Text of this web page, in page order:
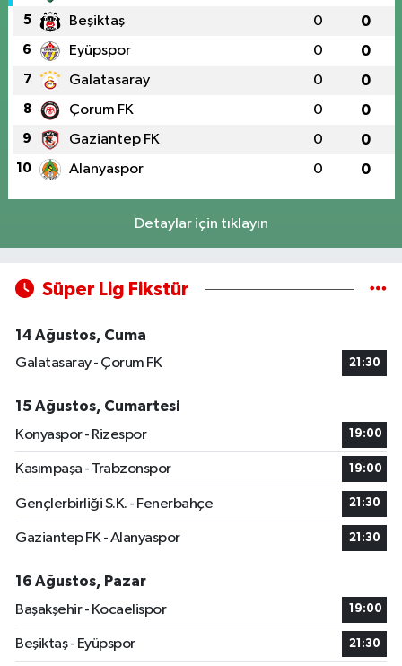
5 Beşiktaş 0 0
6 Eyüpspor 0 0
7 Galatasaray 0 0
8 Çorum FK 0 0
9 Gaziantep FK 0 0
10 Alanyaspor 0 0
Detaylar için tıklayın
Süper Lig Fikstür
14 Ağustos, Cuma
Galatasaray - Çorum FK
21:30
15 Ağustos, Cumartesi
Konyaspor - Rizespor
19:00
Kasımpaşa - Trabzonspor 19:00
Gençlerbirliği S.K. - Fenerbahçe 21:30
Gaziantep FK - Alanyaspor 21:30
16 Ağustos, Pazar
Başakşehir - Kocaelispor
19:00
Beşiktaş - Eyüpspor 21:30